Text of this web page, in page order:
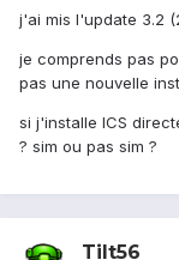
j'ai mis l'update 3.2
je comprends pas
pas une nouvelle
si j'installe ICS
? sim ou pas sim ?
Tilt56